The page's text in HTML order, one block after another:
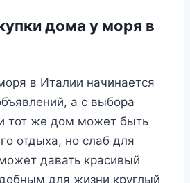
дома у моря в
в Италии начинается
а с выбора
тот же дом может быть
отдыха, но слаб для
давать красивый
для жизни круглый